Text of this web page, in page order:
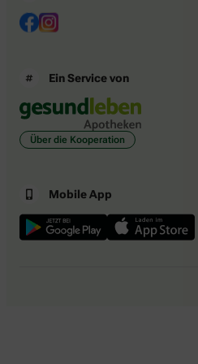
Ein Service von
Über die Kooperation
Mobile App